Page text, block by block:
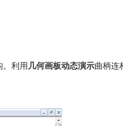
。利用 几何画板动态演示曲柄连